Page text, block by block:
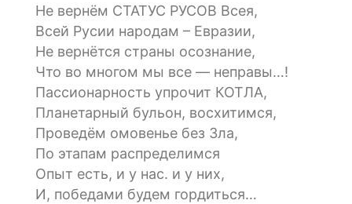
Не вернём СТАТУС РУСОВ Всея,
Всей Русии народам – Евразии,
Не вернётся страны осознание,
Что во многом мы все — неправы…!
Пассионарность упрочит КОТЛА,
Планетарный бульон, восхитимся,
Проведём омовенье без Зла,
По этапам распределимся
Опыт есть, и у нас. и у них,
И, победами будем гордиться…